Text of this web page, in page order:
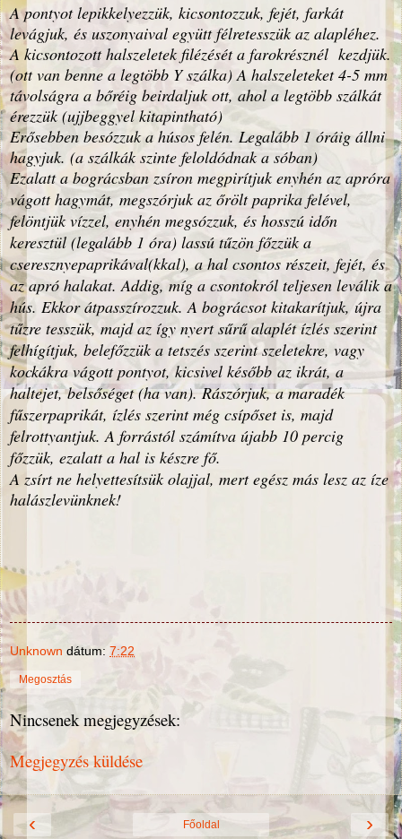
A pontyot lepikkelyezzük, kicsontozzuk, fejét, farkát
levágjuk, és uszonyaival együtt félretesszük az alapléhez.
A kicsontozott halszeletek filézését a farokrésznél kezdjük.
(ott van benne a legtöbb Y szálka) A halszeleteket 4-5 mm
távolságra a bőréig beirdaljuk ott, ahol a legtöbb szálkát
érezzük (ujjbeggyel kitapintható)
Erősebben besózzuk a húsos felén. Legalább 1 óráig állni
hagyjuk. (a szálkák szinte feloldódnak a sóban)
Ezalatt a bográcsban zsíron megpirítjuk enyhén az apróra
vágott hagymát, megszórjuk az őrölt paprika felével,
felöntjük vízzel, enyhén megsózzuk, és hosszú időn
keresztül (legalább 1 óra) lassú tűzön főzzük a
cseresznyepaprikával(kkal), a hal csontos részeit, fejét, és
az apró halakat. Addig, míg a csontokról teljesen leválik a
hús. Ekkor átpasszírozzuk. A bográcsot kitakarítjuk, újra
tűzre tesszük, majd az így nyert sűrű alaplét ízlés szerint
felhígítjuk, belefőzzük a tetszés szerint szeletekre, vagy
kockákra vágott pontyot, kicsivel később az ikrát, a
haltejet, belsőséget (ha van). Rászórjuk, a maradék
fűszerpaprikát, ízlés szerint még csípőset is, majd
felrottyantjuk. A forrástól számítva újabb 10 percig
főzzük, ezalatt a hal is készre fő.
A zsírt ne helyettesítsük olajjal, mert egész más lesz az íze
halászlevünknek!
Unknown dátum: 7:22
Megosztás
Nincsenek megjegyzések:
Megjegyzés küldése
‹ ›
Főoldal